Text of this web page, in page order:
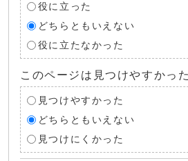
役に立った
どちらともいえない
役に立たなかった
このページは見つけやすかっ
見つけやすかった
どちらともいえない
見つけにくかった